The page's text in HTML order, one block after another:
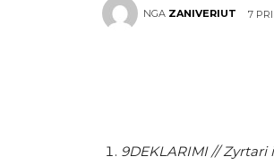
NGA ZANIVERIUT 7
9DEKLARIMI // Zyrtari